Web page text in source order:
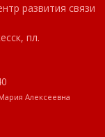
развития связи
пл.
Алексеевна